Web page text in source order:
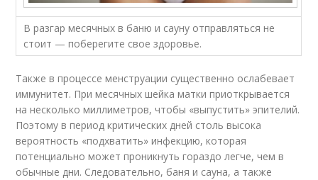
В разгар месячных в баню и сауну отправляться не
стоит — поберегите свое здоровье.
Также в процессе менструации существенно ослабевает
иммунитет. При месячных шейка матки приоткрывается
на несколько миллиметров, чтобы «выпустить» эпителий.
Поэтому в период критических дней столь высока
вероятность «подхватить» инфекцию, которая
потенциально может проникнуть гораздо легче, чем в
обычные дни. Следовательно, баня и сауна, а также